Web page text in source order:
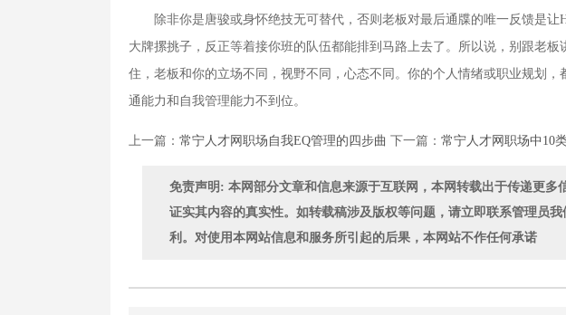
除非你是唐骏或身怀绝技无可替代，否则老板对最后通牒的唯一反馈是让
大牌摞挑子，反正等着接你班的队伍都能排到马路上去了。所以说，别跟老
住，老板和你的立场不同，视野不同，心态不同。你的个人情绪或职业规划
通能力和自我管理能力不到位。
上一篇： 常宁人才网职场自我EQ管理的四步曲 下一篇： 常宁人才网职场中10
免责声明: 本网部分文章和信息来源于互联网，本网转载出于传递更多
证实其内容的真实性。如转载稿涉及版权等问题，请立即联系管理员
利。对使用本网站信息和服务所引起的后果，本网站不作任何承诺